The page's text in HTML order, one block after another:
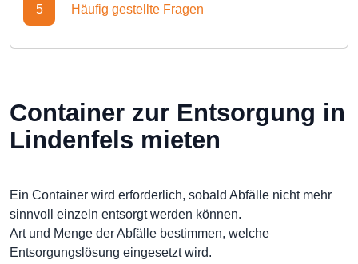
5 Häufig gestellte Fragen
Container zur Entsorgung in
Lindenfels mieten
Ein Container wird erforderlich, sobald Abfälle nicht mehr
sinnvoll einzeln entsorgt werden können.
Art und Menge der Abfälle bestimmen, welche
Entsorgungslösung eingesetzt wird.